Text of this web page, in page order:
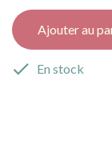
Ajouter au
 En stock